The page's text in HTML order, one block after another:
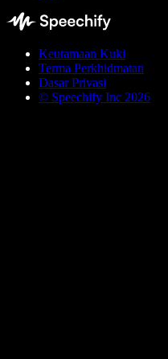
Keutamaan Kuki
Terma Perkhidmatan
Dasar Privasi
© Speechify Inc 2026